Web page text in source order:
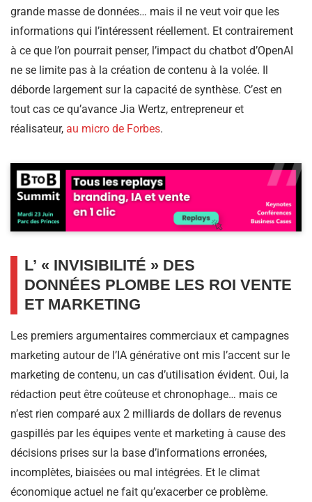
grande masse de données… mais il ne veut voir que les
informations qui l’intéressent réellement. Et contrairement
à ce que l’on pourrait penser, l’impact du chatbot d’OpenAI
ne se limite pas à la création de contenu à la volée. Il
déborde largement sur la capacité de synthèse. C’est en
tout cas ce qu’avance Jia Wertz, entrepreneur et
réalisateur, au micro de Forbes.
L’ « INVISIBILITÉ » DES
DONNÉES PLOMBE LES ROI VENTE
ET MARKETING
Les premiers argumentaires commerciaux et campagnes
marketing autour de l’IA générative ont mis l’accent sur le
marketing de contenu, un cas d’utilisation évident. Oui, la
rédaction peut être coûteuse et chronophage… mais ce
n’est rien comparé aux 2 milliards de dollars de revenus
gaspillés par les équipes vente et marketing à cause des
décisions prises sur la base d’informations erronées,
incomplètes, biaisées ou mal intégrées. Et le climat
économique actuel ne fait qu’exacerber ce problème.